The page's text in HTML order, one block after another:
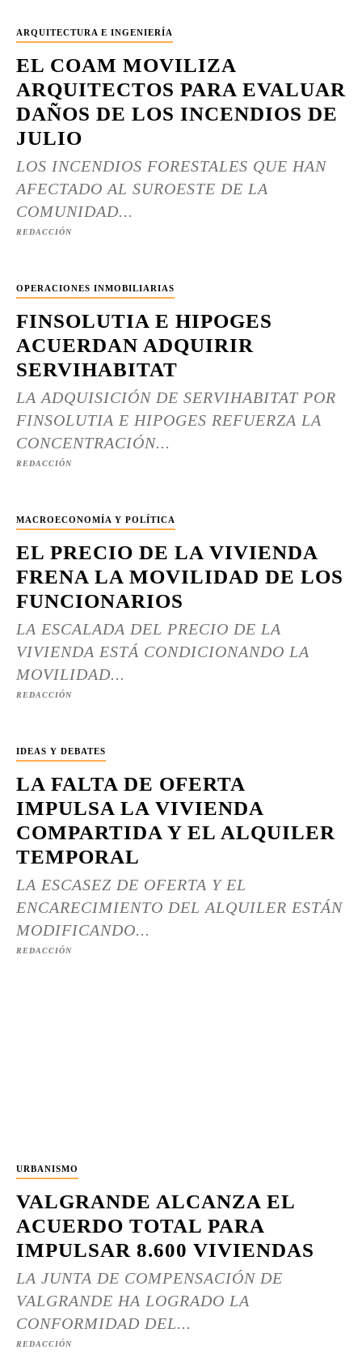
ARQUITECTURA E INGENIERÍA
EL COAM MOVILIZA
ARQUITECTOS PARA EVALUAR
DAÑOS DE LOS INCENDIOS DE
JULIO
LOS INCENDIOS FORESTALES QUE HAN
AFECTADO AL SUROESTE DE LA
COMUNIDAD...
REDACCIÓN
OPERACIONES INMOBILIARIAS
FINSOLUTIA E HIPOGES
ACUERDAN ADQUIRIR
SERVIHABITAT
LA ADQUISICIÓN DE SERVIHABITAT POR
FINSOLUTIA E HIPOGES REFUERZA LA
CONCENTRACIÓN...
REDACCIÓN
MACROECONOMÍA Y POLÍTICA
EL PRECIO DE LA VIVIENDA
FRENA LA MOVILIDAD DE LOS
FUNCIONARIOS
LA ESCALADA DEL PRECIO DE LA
VIVIENDA ESTÁ CONDICIONANDO LA
MOVILIDAD...
REDACCIÓN
IDEAS Y DEBATES
LA FALTA DE OFERTA
IMPULSA LA VIVIENDA
COMPARTIDA Y EL ALQUILER
TEMPORAL
LA ESCASEZ DE OFERTA Y EL
ENCARECIMIENTO DEL ALQUILER ESTÁN
MODIFICANDO...
REDACCIÓN
URBANISMO
VALGRANDE ALCANZA EL
ACUERDO TOTAL PARA
IMPULSAR 8.600 VIVIENDAS
LA JUNTA DE COMPENSACIÓN DE
VALGRANDE HA LOGRADO LA
CONFORMIDAD DEL...
REDACCIÓN